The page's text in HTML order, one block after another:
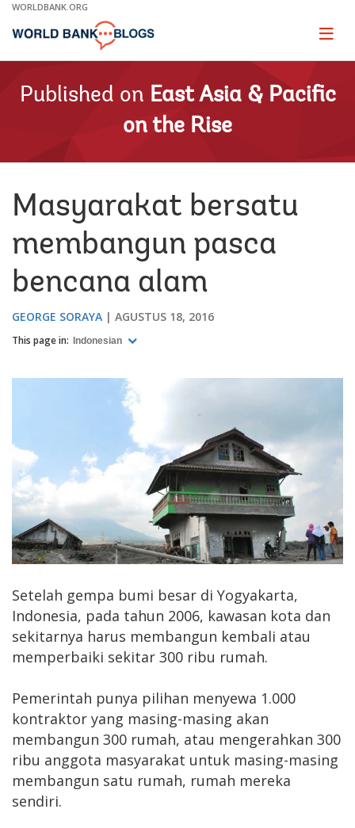
Skip
Main
WORLDBANK.ORG
Page
Published on East Asia & Pacific
on the Rise
Masyarakat bersatu
membangun pasca
bencana alam
GEORGE SORAYA AGUSTUS 18, 2016
This page in: Indonesian
Setelah gempa bumi besar di Yogyakarta,
Indonesia, pada tahun 2006, kawasan kota dan
sekitarnya harus membangun kembali atau
memperbaiki sekitar 300 ribu rumah.
Pemerintah punya pilihan menyewa 1.000
kontraktor yang masing-masing akan
membangun 300 rumah, atau mengerahkan 300
ribu anggota masyarakat untuk masing-masing
membangun satu rumah, rumah mereka
sendiri.